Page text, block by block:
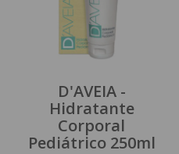
D'AVEIA -
Hidratante
Corporal
Pediátrico 250ml